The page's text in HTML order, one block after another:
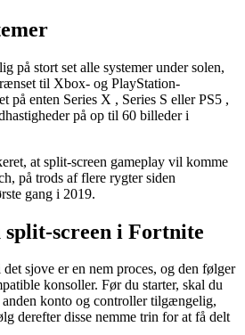
på stort set alle systemer under solen,
til Xbox- og PlayStation-
på enten Series X , Series S eller PS5 ,
på op til 60 billeder i
at split-screen gameplay vil komme
på trods af flere rygter siden
gang i 2019.
split-screen i Fortnite
sjove er en nem proces, og den følger
konsoller. Før du starter, skal du
konto og controller tilgængelig,
derefter disse nemme trin for at få delt